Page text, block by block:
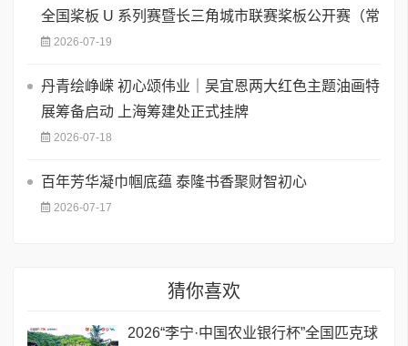
全国桨板 U 系列赛暨长三角城市联赛桨板公开赛（常
2026-07-19
丹青绘峥嵘 初心颂伟业｜吴宜恩两大红色主题油画特
展筹备启动 上海筹建处正式挂牌
2026-07-18
百年芳华凝巾帼底蕴 泰隆书香聚财智初心
2026-07-17
猜你喜欢
2026“李宁·中国农业银行杯”全国匹克球